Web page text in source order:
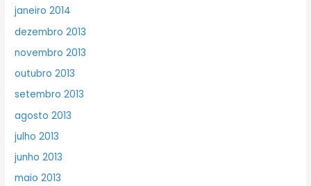
janeiro 2014
dezembro 2013
novembro 2013
outubro 2013
setembro 2013
agosto 2013
julho 2013
junho 2013
maio 2013